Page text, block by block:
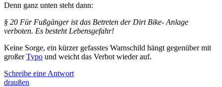
Denn ganz unten steht dann:
§ 20 Für Fußgänger ist das Betreten der Dirt Bike- Anlage
verboten. Es besteht Lebensgefahr!
Keine Sorge, ein kürzer gefasstes Warnschild hängt gegenüber mit
großerTypo und weicht das Verbot wieder auf.
Schreibe eine Antwort
draußen